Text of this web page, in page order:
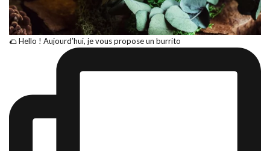
🌮 Hello ! Aujourd’hui, je vous propose un burrito